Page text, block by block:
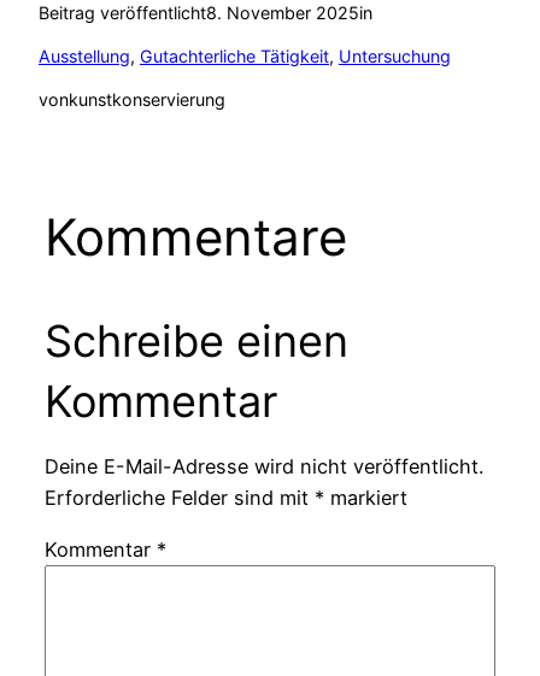
Beitrag veröffentlicht8. November 2025in
Ausstellung, Gutachterliche Tätigkeit, Untersuchung
vonkunstkonservierung
Kommentare
Schreibe einen
Kommentar
Deine E-Mail-Adresse wird nicht veröffentlicht.
Erforderliche Felder sind mit * markiert
Kommentar *